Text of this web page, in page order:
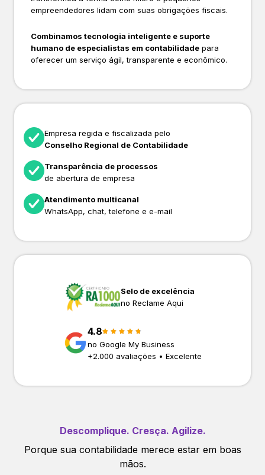
empreendedores lidam com suas obrigações fiscais.
Combinamos tecnologia inteligente e suporte
humano de especialistas em contabilidade para
oferecer um serviço ágil, transparente e econômico.
Empresa regida e fiscalizada pelo
Conselho Regional de Contabilidade
Transparência de processos
de abertura de empresa
Atendimento multicanal
WhatsApp, chat, telefone e e-mail
Selo de excelência
no Reclame Aqui
4.8
no Google My Business
+2.000 avaliações • Excelente
Descomplique. Cresça. Agilize.
Porque sua contabilidade merece estar em boas
mãos.